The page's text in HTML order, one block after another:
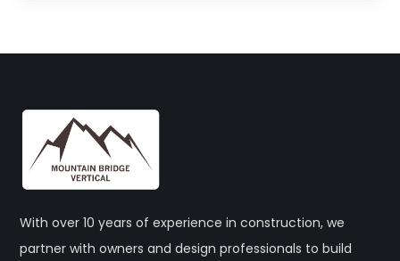
With over 10 years of experience in construction, we
partner with owners and design professionals to build